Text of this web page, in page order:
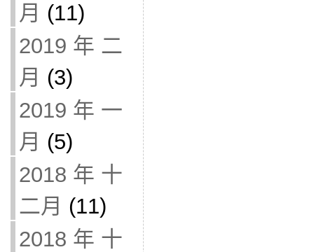
月 (11)
2019 年 二
月 (3)
2019 年 一
月 (5)
2018 年 十
二月 (11)
2018 年 十